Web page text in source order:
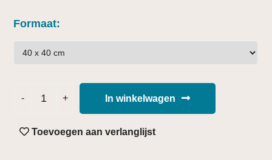
Formaat
In winkelwagen
Toevoegen aan verlanglijst